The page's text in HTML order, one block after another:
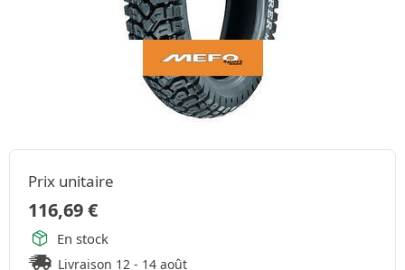
Prix unitaire
116,69€
En stock
Livraison 12 - 14 août